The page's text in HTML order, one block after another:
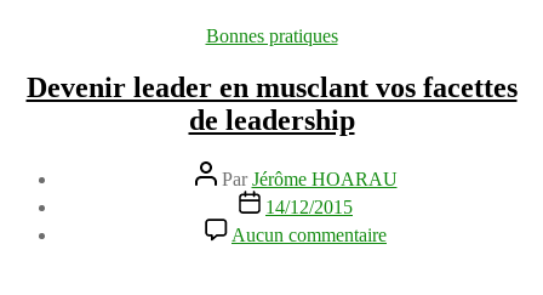
Catégories
Bonnes pratiques
Devenir leader en musclant vos facettes
de leadership
Auteur
de
l’article
ParJérôme HOARAU
Date
l’article
14/12/2015
Aucun commentaire
Devenir